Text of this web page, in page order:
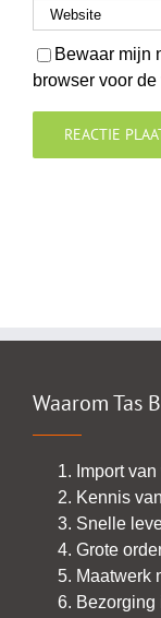
Bewaar mijn
browser voor
Waarom Tas
Import
Kennis
Snelle
Grote
Maatwerk